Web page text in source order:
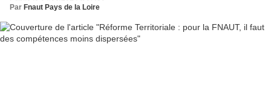
Par Fnaut Pays de la Loire